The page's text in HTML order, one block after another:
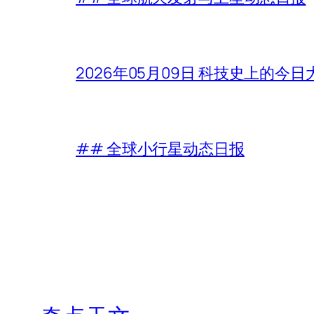
2026年05月09日 科技史上的今日
## 全球小行星动态日报